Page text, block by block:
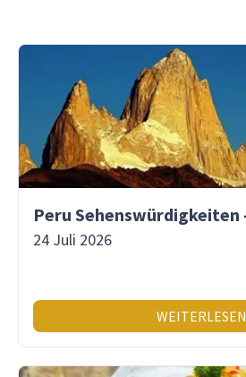
24 Juli 2026
WEITERLESEN